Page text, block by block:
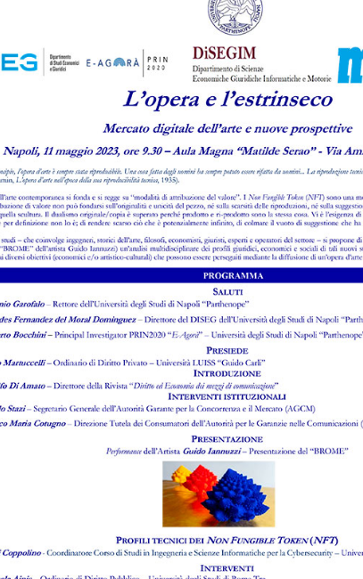
della rivista ti
Laboratorio antitrust
Numero 2 del 2009
Giovanni Crea,Marianna Quaranta
Leggi l'abstract >